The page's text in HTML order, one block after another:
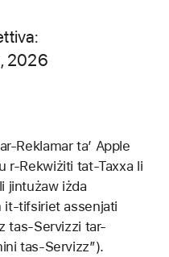
2026
Reklamar ta’ Apple
r-Rekwiżiti tat-Taxxa li
jintużaw iżda
it-tifsiriet assenjati
tas-Servizzi tar-
tas-Servizz”).